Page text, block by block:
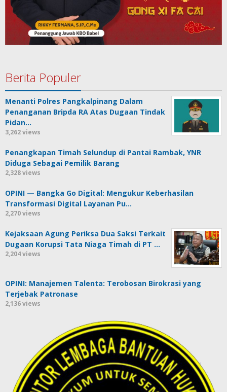
Berita Populer
Menanti Polres Pangkalpinang Dalam
Penanganan Bripda RA Atas Dugaan Tindak
Pidan…
3,262 views
Penangkapan Timah Selundup di Pantai Rambak, YNR
Diduga Sebagai Pemilik Barang
2,328 views
OPINI — Bangka Go Digital: Mengukur Keberhasilan
Transformasi Digital Layanan Pu…
2,270 views
Kejaksaan Agung Periksa Dua Saksi Terkait
Dugaan Korupsi Tata Niaga Timah di PT …
2,204 views
OPINI: Manajemen Talenta: Terobosan Birokrasi yang
Terjebak Patronase
2,136 views